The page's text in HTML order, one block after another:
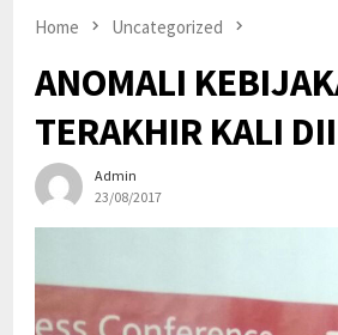
Home Uncategorized
ANOMALI
TERAKHIR KALI
Admin
23/08/2017